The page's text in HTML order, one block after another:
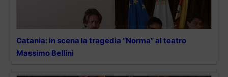
Catania: in scena la tragedia “Norma” al teatro
Massimo Bellini